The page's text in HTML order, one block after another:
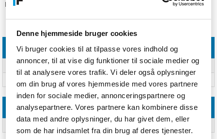
Denne hjemmeside bruger cookies
Vi bruger cookies til at tilpasse vores indhold og
annoncer, til at vise dig funktioner til sociale medier og
til at analysere vores trafik. Vi deler også oplysninger
om din brug af vores hjemmeside med vores partnere
inden for sociale medier, annonceringspartnere og
analysepartnere. Vores partnere kan kombinere disse
data med andre oplysninger, du har givet dem, eller
som de har indsamlet fra din brug af deres tjenester.
brug med det samme.
Funktioner
Forskellige farver
Emballage indhold